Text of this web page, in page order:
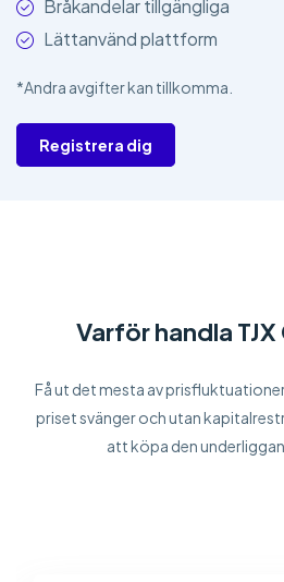
Bråkandelar tillgängliga
Lättanvänd plattform
*Andra avgifter kan tillkomma.
Registrera dig
Varför handla
Få ut det mesta av
priset svänger och utan
att köpa den